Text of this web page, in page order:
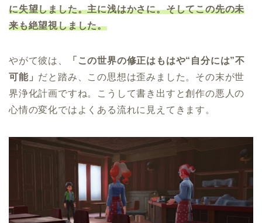
に失望しました。主に浅はかさに。そしてこの先の未
来も絶望視しました。
やがて彼は、
「この世界の修正はもはや“自分には”不
可能」 だと踏み、この思想は歪みました。その末が世
界浄化計画ですね。こうして書き出すと創作の悪人の
心情の変化ではよくある流れに見えてきます。